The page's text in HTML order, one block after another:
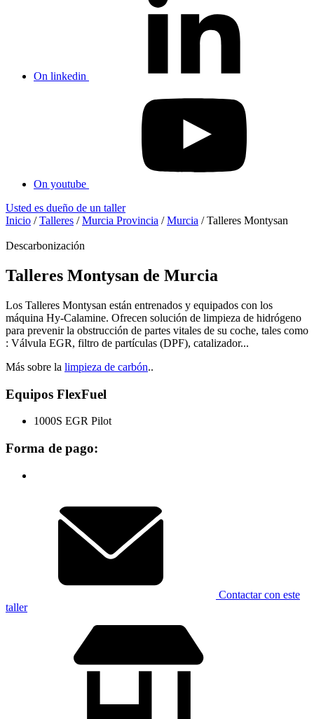
On linkedin
On youtube
Usted es dueño de un taller
Inicio /Talleres /Murcia Provincia /Murcia /Talleres Montysan
Descarbonización
Talleres Montysan de Murcia
Los Talleres Montysan están entrenados y equipados con los
máquina Hy-Calamine. Ofrecen solución de limpieza de hidrógeno
para prevenir la obstrucción de partes vitales de su coche, tales como
: Válvula EGR, filtro de partículas (DPF), catalizador...
Más sobre la limpieza de carbón..
Equipos FlexFuel
1000S EGR Pilot
Forma de pago:
Contactar con este
taller